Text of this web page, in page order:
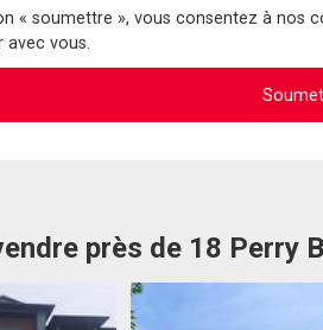
« soumettre », vous consentez à
avec vous.
près de 18 Perry